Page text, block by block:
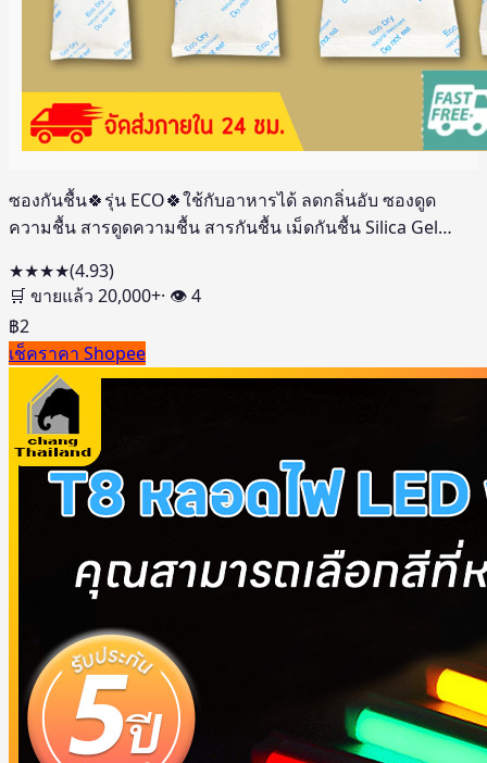
ซองกันชื้น🍀รุ่น ECO🍀ใช้กับอาหารได้ ลดกลิ่นอับ ซองดูด
ความชื้น สารดูดความชื้น สารกันชื้น เม็ดกันชื้น Silica Gel
★★★★(4.93)
🛒 ขายแล้ว 20,000+· 👁4
฿2
เช็คราคา Shopee